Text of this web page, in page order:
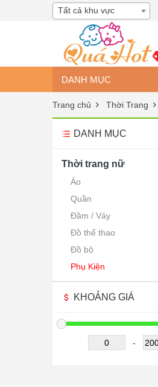
Tất cả khu vực
DANH MỤC
Trang chủ Thời Trang
DANH MỤC
Thời trang nữ
Áo
Quần
Đầm / Váy
Đồ thể thao
Đồ bộ
Phụ Kiện
KHOẢNG GIÁ
-